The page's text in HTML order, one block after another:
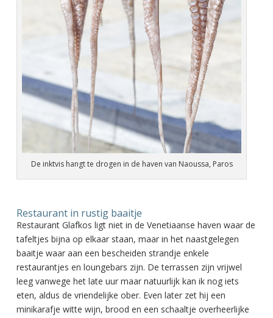
De inktvis hangt te drogen in de haven van Naoussa, Paros
Restaurant in rustig baaitje
Restaurant Glafkos ligt niet in de Venetiaanse haven waar de
tafeltjes bijna op elkaar staan, maar in het naastgelegen
baaitje waar aan een bescheiden strandje enkele
restaurantjes en loungebars zijn. De terrassen zijn vrijwel
leeg vanwege het late uur maar natuurlijk kan ik nog iets
eten, aldus de vriendelijke ober. Even later zet hij een
minikarafje witte wijn, brood en een schaaltje overheerlijke